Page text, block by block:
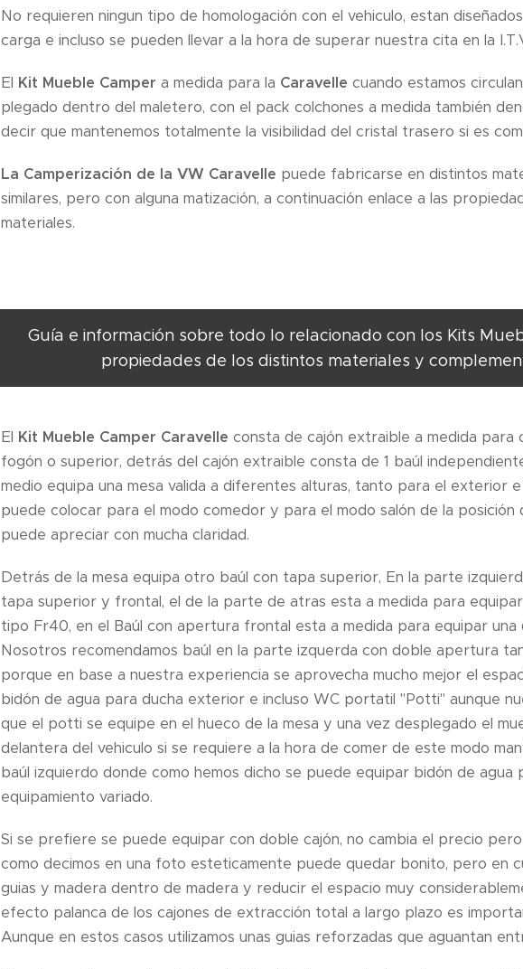
No requieren ningun tipo de homologación con el vehiculo, estan
carga e incluso se pueden llevar a la hora de superar nuestra cita en la
El Kit Mueble Camper a medida para la Caravelle cuando estamos
plegado dentro del maletero, con el pack colchones a medida también
decir que mantenemos totalmente la visibilidad del cristal trasero si es
La Camperización de la VW Caravelle puede fabricarse en distintos
similares, pero con alguna matización, a continuación enlace a las
materiales.
Guía e información sobre todo lo relacionado con los Kits
propiedades de los distintos materiales y
El Kit Mueble Camper Caravelle consta de cajón extraible a medida para
fogón o superior, detrás del cajón extraible consta de 1 baúl
medio equipa una mesa valida a diferentes alturas, tanto para el exterior
puede colocar para el modo comedor y para el modo salón de la posición
puede apreciar con mucha claridad.
Detrás de la mesa equipa otro baúl con tapa superior, En la parte
tapa superior y frontal, el de la parte de atras esta a medida para
tipo Fr40, en el Baúl con apertura frontal esta a medida para equipar una
Nosotros recomendamos baúl en la parte izquerda con doble apertura
porque en base a nuestra experiencia se aprovecha mucho mejor el
bidón de agua para ducha exterior e incluso WC portatil "Potti" aunque
que el potti se equipe en el hueco de la mesa y una vez desplegado el
delantera del vehiculo si se requiere a la hora de comer de este modo
baúl izquierdo donde como hemos dicho se puede equipar bidón de
equipamiento variado.
Si se prefiere se puede equipar con doble cajón, no cambia el precio
como decimos en una foto esteticamente puede quedar bonito, pero en
guias y madera dentro de madera y reducir el espacio muy
efecto palanca de los cajones de extracción total a largo plazo es
Aunque en estos casos utilizamos unas guias reforzadas que aguantan